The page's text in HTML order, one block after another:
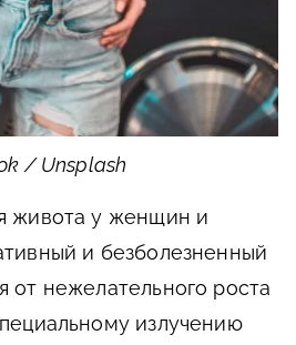
/ Unsplash
живота у женщин и
и безболезненный
от нежелательного роста
излучению